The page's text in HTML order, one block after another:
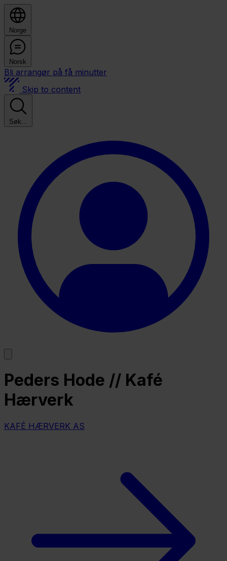
Norge
Norsk
Bli arrangør på få minutter
Skip to content
Søk...
Peders Hode // Kafé
Hærverk
KAFÉ HÆRVERK AS